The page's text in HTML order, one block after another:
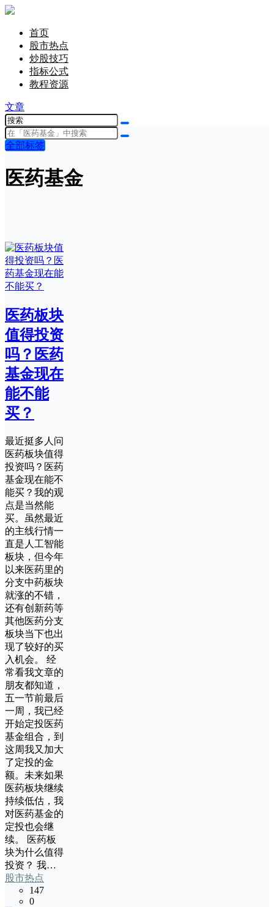
首页
股市热点
炒股技巧
指标公式
教程资源
文章
全部标签
医药基金
医药板块
值得投资
吗？医药
基金现在
能不能
买？
最近挺多人问
医药板块值得
投资吗？医药
基金现在能不
能买？我的观
点是当然能
买。虽然最近
的主线行情一
直是人工智能
板块，但今年
以来医药里的
分支中药板块
就涨的不错，
还有创新药等
其他医药分支
板块当下也出
现了较好的买
入机会。 经
常看我文章的
朋友都知道，
五一节前最后
一周，我已经
开始定投医药
基金组合，到
这周我又加大
了定投的金
额。未来如果
医药板块继续
持续低估，我
对医药基金的
定投也会继
续。 医药板
块为什么值得
投资？ 我…
股市热点
147
0